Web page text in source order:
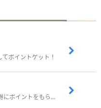
てポイントゲット！
歩いてポイ活！日常生活でお得にポイントをもらおう